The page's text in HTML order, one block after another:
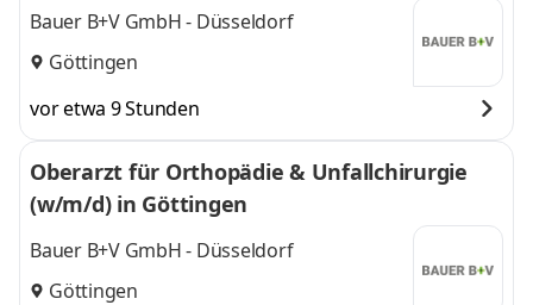
Bauer B+V GmbH - Düsseldorf
Göttingen
vor etwa 9 Stunden
Oberarzt für Orthopädie & Unfallchirurgie
(w/m/d) in Göttingen
Bauer B+V GmbH - Düsseldorf
Göttingen